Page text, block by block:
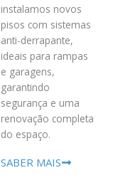
instalamos novos
pisos com sistemas
anti-derrapante,
ideais para rampas
e garagens,
garantindo
segurança e uma
renovação completa
do espaço.
SABER MAIS